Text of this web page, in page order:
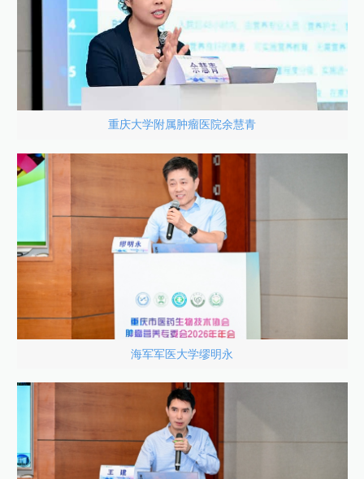
重庆大学附属肿瘤医院余慧青
海军军医大学缪明永